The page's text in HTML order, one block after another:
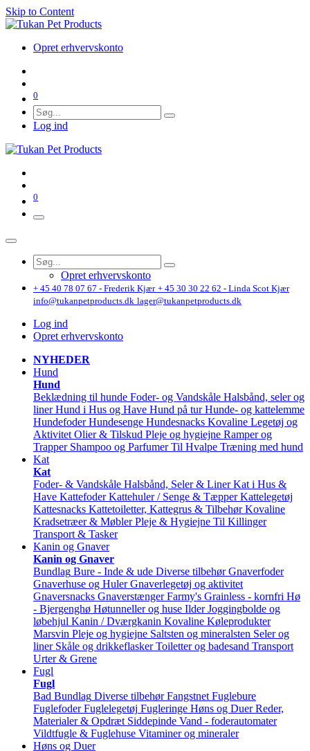
Skip to Content
Opret erhvervskonto
0
Log ind
0
Opret erhvervskonto
+ 45 40 78 07 67 - Frederik Kjær + 45 30 30 22 62 - Linda Scot Kjær
info@tukanpetproducts.dk lager@tukanpetproducts.dk
Log ind
Opret erhvervskonto
NYHEDER
Hund
Hund
Beklædning til hunde Foder- og Vandskåle Halsbånd, seler og
liner Hund i Hus og Have Hund på tur Hunde- og kattelemme
Hundefoder Hundesenge Hundesnacks Kovaline Legetøj og
Aktivitet Olier & Tilskud Pleje og hygiejne Ramper og
Trapper Shampoo og Parfumer Til Hvalpe Træning med hund
Kat
Kat
Foder- & Vandskåle Halsbånd, Seler & Liner Kat i Hus &
Have Kattefoder Kattehuler / Senge & Tæpper Kattelegetøj
Kattesnacks Kattetoiletter, Kattegrus & Tilbehør Kovaline
Kradsetræer & Møbler Pleje & Hygiejne Til Killinger
Transport & Tasker
Kanin og Gnaver
Kanin og Gnaver
Bundlag Bure - Inde & ude Diverse tilbehør Gnaverfoder
Gnaverhuse og Huler Gnaverlegetøj og aktivitet
Gnaversnacks Gnaverstænger Farmy's Grainless - kornfri Hø
- Bjergenghø Høtunneller og huse Ilder Joggingbolde og
løbehjul Kanin / Dværgkanin Kovaline Køleprodukter
Marsvin Pleje og hygiejne Saltsten og mineralsten Seler og
liner Skåle og drikkeflasker Toiletter og badesand Transport
Urter & Grene
Fugl
Fugl
Bad Bundlag Diverse tilbehør Fangstnet Fuglebure
Fuglefoder Fuglelegetøj Fugleringe Høns og Duer Reder,
Materialer & Opdræt Siddepinde Vand - foderautomater
Vildtfugle & Fuglehuse Vitaminer og mineraler
Høns og Duer